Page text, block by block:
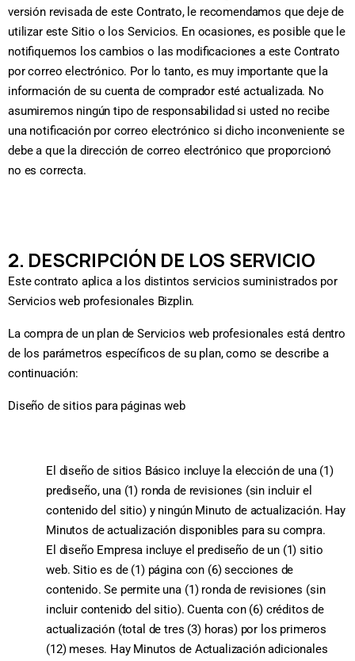
versión revisada de este Contrato, le recomendamos que deje de
utilizar este Sitio o los Servicios. En ocasiones, es posible que le
notifiquemos los cambios o las modificaciones a este Contrato
por correo electrónico. Por lo tanto, es muy importante que la
información de su cuenta de comprador esté actualizada. No
asumiremos ningún tipo de responsabilidad si usted no recibe
una notificación por correo electrónico si dicho inconveniente se
debe a que la dirección de correo electrónico que proporcionó
no es correcta.
2. DESCRIPCIÓN DE LOS SERVICIO
Este contrato aplica a los distintos servicios suministrados por
Servicios web profesionales Bizplin.
La compra de un plan de Servicios web profesionales está dentro
de los parámetros específicos de su plan, como se describe a
continuación:
Diseño de sitios para páginas web
El diseño de sitios Básico incluye la elección de una (1)
prediseño, una (1) ronda de revisiones (sin incluir el
contenido del sitio) y ningún Minuto de actualización. Hay
Minutos de actualización disponibles para su compra.
El diseño Empresa incluye el prediseño de un (1) sitio
web. Sitio es de (1) página con (6) secciones de
contenido. Se permite una (1) ronda de revisiones (sin
incluir contenido del sitio). Cuenta con (6) créditos de
actualización (total de tres (3) horas) por los primeros
(12) meses. Hay Minutos de Actualización adicionales